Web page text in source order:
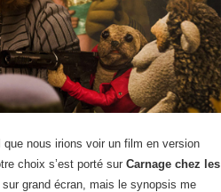
nous irions voir un film en version
choix s’est porté sur Carnage chez les
sur grand écran, mais le synopsis me